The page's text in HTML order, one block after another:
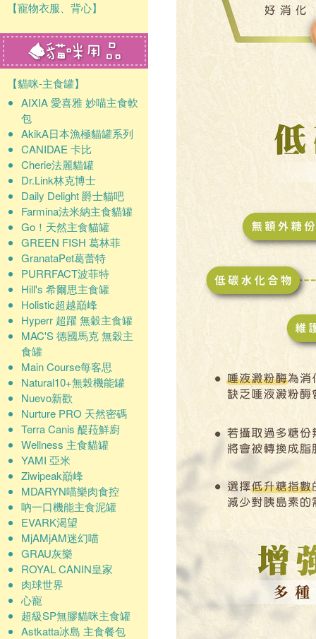
【寵物衣服、背心】
【貓咪-主食罐】
AIXIA 愛喜雅 妙喵主食軟
包
AkikA日本漁極貓罐系列
CANIDAE 卡比
Cherie法麗貓罐
Dr.Link林克博士
Daily Delight 爵士貓吧
Farmina法米納主食貓罐
Go！天然主食貓罐
GREEN FISH 葛林菲
GranataPet葛蕾特
PURRFACT波菲特
Hill's 希爾思主食罐
Holistic超越巔峰
Hyperr 超躍 無穀主食罐
MAC'S 德國馬克 無穀主
食罐
Main Course每客思
Natural10+無榖機能罐
Nuevo新歡
Nurture PRO 天然密碼
Terra Canis 醍菈鮮廚
Wellness 主食貓罐
YAMI 亞米
Ziwipeak巔峰
MDARYN喵樂肉食控
吶一口機能主食泥罐
EVARK渴望
MjAMjAM迷幻喵
GRAU灰樂
ROYAL CANIN皇家
肉球世界
心寵
超級SP無膠貓咪主食罐
Astkatta冰島 主食餐包